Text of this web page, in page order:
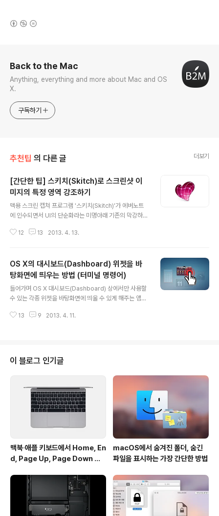
Back to the Mac
Anything, everything and more about Mac and OS
X.
구독하기
추천팁 의 다른 글 더보기
[간단한 팁] 스키치(Skitch)로 스크린샷 이
미지의 특정 영역 강조하기
맥용 스크린 캡쳐 프로그램 '스키치(Skitch)'가 에버노트
에 인수되면서 UI의 단순화라는 미명아래 기존의 막강하던
해 일부 기능은 되돌려놨지만, 여전히 전문적으로 스크린
종 버전을 올려둔 적이 있는데, 시간이 꽤 지났음에도 불구
하고 여전히 많은 분들이 검색을 통해 구 버전을 내려받고
있습니다. 2.* 버전이 발전해 나가는 모습을 계속 주시하고
있지만, 당장 실사용하기에 부족한 부분이 많아 저 역시 계
비하고 있고, 또 간단한 이미지 처리 역시 포토샵을 켜지 않
12 13 2013. 4. 13.
OS X의 대시보드(Dashboard) 위젯을 바
탕화면에 띄우는 방법 (터미널 명령어)
들어가며 OS X 대시보드(Dashboard) 상에서만 사용할
수 있는 각종 위젯을 바탕화면에 띄울 수 있게 해주는 앰네
며 현재 무료로 배포되고 있습니다. 하지만 OS X 최신 버
이런 위젯들을 맥의 배경화면에 표시할 수 있습니다. 적용
방법 1. OS X 시스템 환경설정 > Mission Control(미션
컨트롤) 항목을 선택합니다. ▼ 2. 'Dashboard를 작업공
간으로 보기'의 체크를 해제합니다. ▼ * 해당 항목의 체크
를 해제하면 대시보드가 별도의 공간으로 열리지 않고 사
13 9 2013. 4. 11.
이 블로그 인기글
맥북∙애플 키보드에서 Home, En
d, Page Up, Page Down 키
macOS에서 숨겨진 폴더, 숨긴
파일을 표시하는 가장 간단한 방법